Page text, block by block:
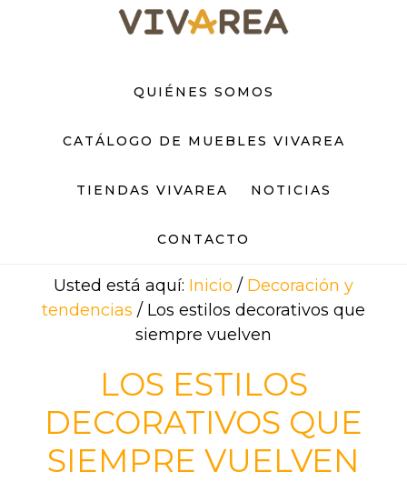
QUIÉNES SOMOS
CATÁLOGO DE MUEBLES VIVAREA
TIENDAS VIVAREA NOTICIAS
CONTACTO
Usted está aquí: Inicio / Decoración y
tendencias / Los estilos decorativos que
siempre vuelven
LOS ESTILOS
DECORATIVOS QUE
SIEMPRE VUELVEN